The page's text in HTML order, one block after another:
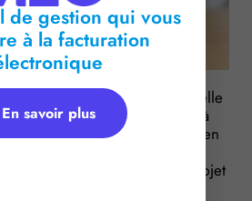
2025 a créé une taxe annuelle
de véhicules légers à
la taxe sur le transport aérien
le régime de la taxe sur le
qui viennent de faire l’objet
?
de gestion qui vous
à la facturation
En savoir plus